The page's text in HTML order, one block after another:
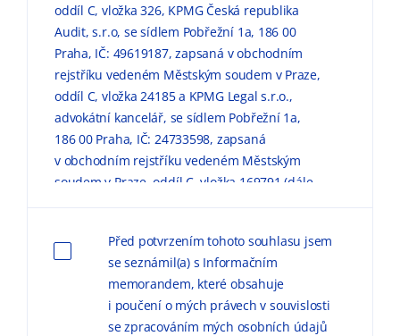
oddíl C, vložka 326, KPMG Česká republika
Audit, s.r.o, se sídlem Pobřežní 1a, 186 00
Praha, IČ: 49619187, zapsaná v obchodním
rejstříku vedeném Městským soudem v Praze,
oddíl C, vložka 24185 a KPMG Legal s.r.o.,
advokátní kancelář, se sídlem Pobřežní 1a,
186 00 Praha, IČ: 24733598, zapsaná
v obchodním rejstříku vedeném Městským
soudem v Praze, oddíl C, vložka 169791 (dále
způsobem, v rozsahu a za podmínek
uvedených níže a vInformačním memorandu
o zpracování osobních údajů (dále jen
Informační memorandum“).
Před potvrzením tohoto souhlasu jsem
se seznámil(a) s Informačním
memorandem, které obsahuje
i poučení o mých právech v souvislosti
se zpracováním mých osobních údajů